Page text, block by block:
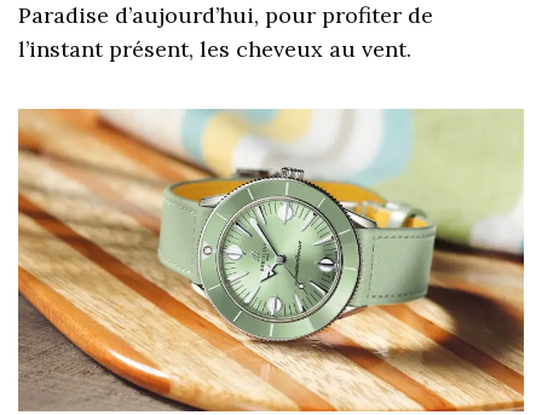
Paradise d’aujourd’hui, pour profiter de
l’instant présent, les cheveux au vent.